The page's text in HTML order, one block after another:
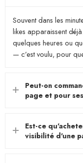
Souvent dans les
likes apparaissent
quelques heures ou
— c’est voulu, pour
Peut-on
page et pour
Est-ce
visibilité d'une